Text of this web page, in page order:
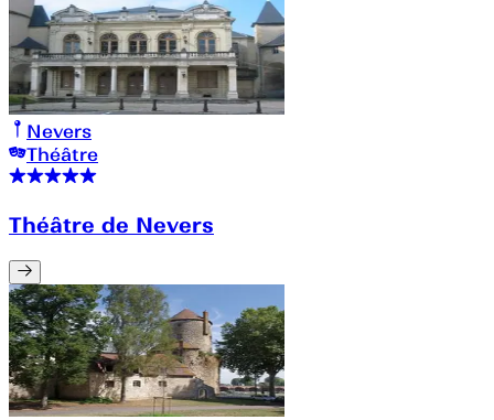
Nevers
Théâtre
Théâtre de Nevers